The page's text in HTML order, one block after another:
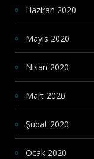
Haziran 2020
Mayıs 2020
Nisan 2020
Mart 2020
Şubat 2020
Ocak 2020